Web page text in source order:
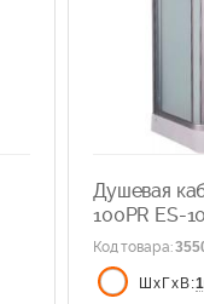
Душевая
100PR ES-
Код товара:
ШхГхВ: